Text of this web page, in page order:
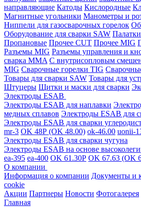
направляющие Катоды Кислородные
Магнитные угольники Манометры и
Ниппели для газосварочных горелок
Оборудование для сварки SAW
Пропановые Прочее CUT Прочее MIG
Разъемы MIG Разъемы управления и
сварка MMA С внутрисопловым
MIG Сварочные горелки TIG
Товары для сварки SAW Товары для
Штуцеры Щитки и маски для сварки
Электроды ESAB
Электроды ESAB для наплавки
медных сплавов Электроды ESAB для
Электроды ESAB для сварки
mr-3 OK 48Р (OK 48.00) ok-46.00 uonii-
Электроды ESAB для сварки чугуна
Электроды ESAB на основе
ea-395 ea-400 OK 61.30Р OK 67.63 (OK
О компании
Информация о компании Документы и
cookie
Акции Партнеры Новости Фотогалерея
Главная